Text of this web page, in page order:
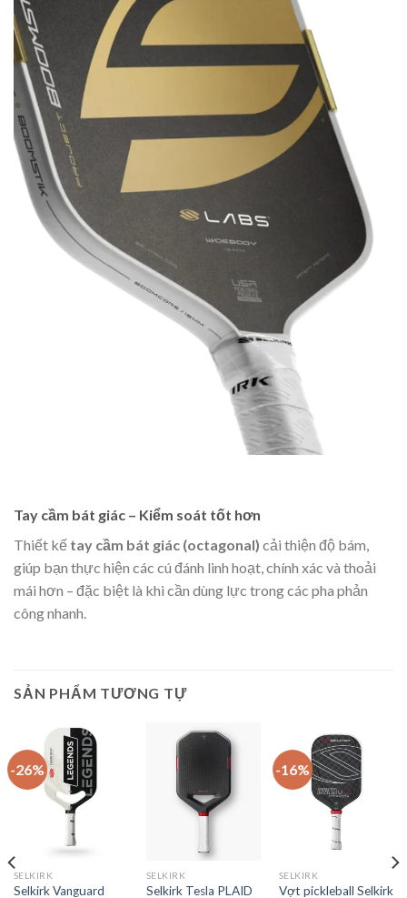
Tay cầm bát giác – Kiểm soát tốt hơn
Thiết kế tay cầm bát giác (octagonal) cải thiện độ bám,
giúp bạn thực hiện các cú đánh linh hoạt, chính xác và thoải
mái hơn – đặc biệt là khi cần dùng lực trong các pha phản
công nhanh.
SẢN PHẨM TƯƠNG TỰ
-26%
SELKIRK
Selkirk Vanguard
SELKIRK
Selkirk Tesla PLAID
-16%
SELKIRK
Vợt pickleball Selkirk